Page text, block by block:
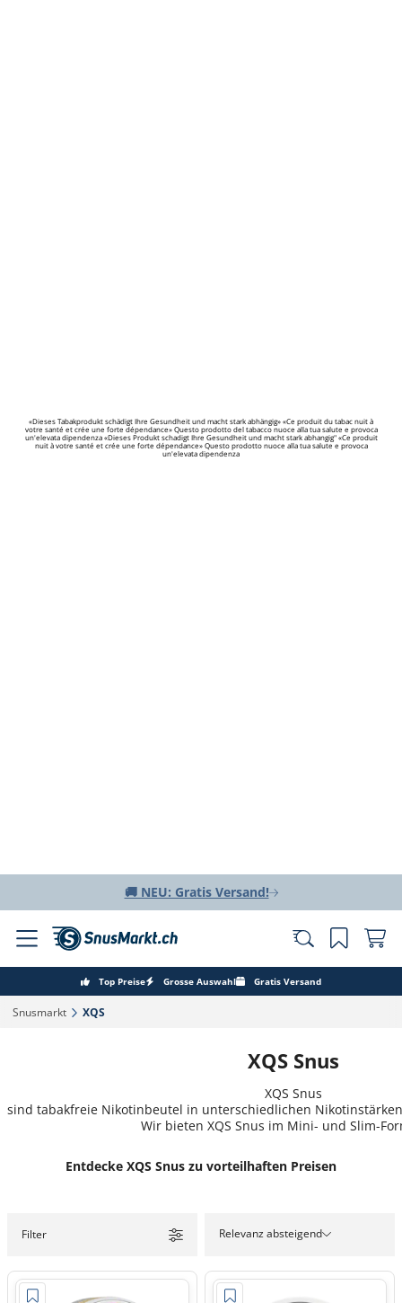
«Dieses Tabakprodukt schädigt Ihre Gesundheit und macht stark abhängig» «Ce produit du tabac nuit à
votre santé et crée une forte dépendance» Questo prodotto del tabacco nuoce alla tua salute e provoca
un'elevata dipendenza «Dieses Produkt schadigt Ihre Gesundheit und macht stark abhangig" «Ce produit
nuit à votre santé et crée une forte dépendance» Questo prodotto nuoce alla tua salute e provoca
un'elevata dipendenza
🚚 NEU: Gratis Versand!
Top Preise Grosse Auswahl Gratis Versand
Snusmarkt‎ XQS‎
XQS Snus
XQS Snus
sind tabakfreie Nikotinbeutel in unterschiedlichen
Wir bieten XQS Snus im Mini- und Slim-
Entdecke XQS Snus zu vorteilhaften Preisen
Filter Relevanz absteigend